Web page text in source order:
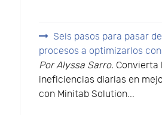
Seis pasos para pasar
procesos a optimizarlos
Por Alyssa Sarro. Convierta
ineficiencias diarias en
con Minitab Solution...